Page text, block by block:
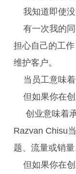
我知道即使
有一次我的
担心自己的工
维护客户。
当员工意味
但如果你在
创业意味着
Razvan Chisu
题、流量或销量
但如果你在